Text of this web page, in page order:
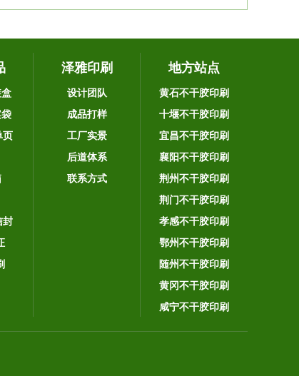
页
封
泽雅印刷
设计团队
成品打样
工厂实景
后道体系
联系方式
地方站点
黄石不干胶印刷
十堰不干胶印刷
宜昌不干胶印刷
襄阳不干胶印刷
荆州不干胶印刷
荆门不干胶印刷
孝感不干胶印刷
鄂州不干胶印刷
随州不干胶印刷
黄冈不干胶印刷
咸宁不干胶印刷